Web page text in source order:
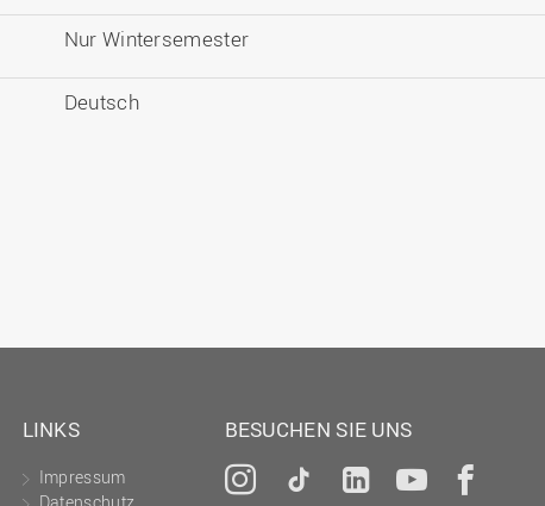
Nur Wintersemester
Deutsch
LINKS
Impressum
BESUCHEN SIE UNS
Instagram
TiktokLinkedInYouTube